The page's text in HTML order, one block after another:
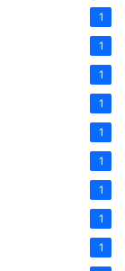
1
1
1
1
1
1
1
1
1